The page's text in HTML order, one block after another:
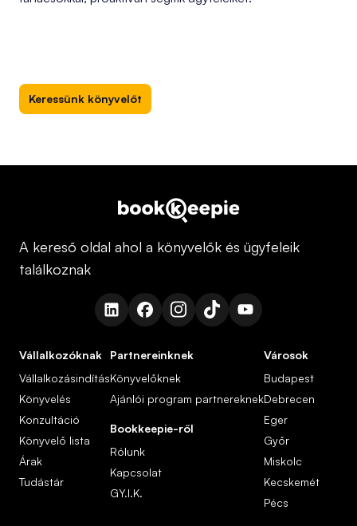
Keressünk könyvelőt
A kereső oldal ahol a könyvelők és ügyfeleik
találkoznak
Vállalkozóknak
Vállalkozásindítás
Könyvelés
Konzultáció
Könyvelő lista
Árak
Tudástár
Partnereinknek
Könyvelőknek
Ajánlói program partnereknek
Bookkeepie-ről
Rólunk
Kapcsolat
GY.I.K.
Városok
Budapest
Debrecen
Eger
Győr
Miskolc
Kecskemét
Pécs